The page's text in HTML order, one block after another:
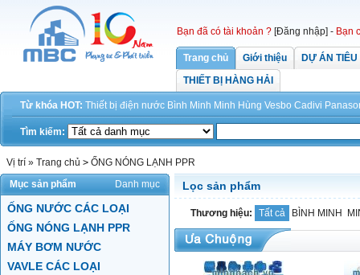
Bạn đã có tài khoản ? [Đăng nhập] - Bạn
Trang chủ Giới thiệu
DỰ ÁN
THIẾT BỊ HÀNG HẢI
Từ khóa HOT: Thiết bị điện nước Bình Minh Minh Hùng Vesbo Cadivi
Tìm kiếm:
Vị trí » Trang chủ > ỐNG NÓNG LẠNH PPR
Mục sản phẩm
Danh mục
ỐNG NƯỚC CÁC LOẠI
ỐNG NÓNG LẠNH PPR
MÁY BƠM NƯỚC
VAVLE CÁC LOẠI
Lọc sản phẩm
Thương hiệu: Tất cả BÌNH MINH